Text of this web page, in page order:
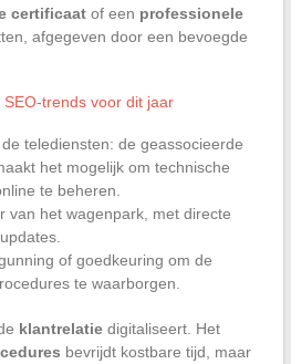
certificaatof een professionele
afgegeven door een bevoegde
trends voor dit jaar
telediensten: de geassocieerde
het mogelijk om technische
te beheren.
van het wagenpark, met directe
of goedkeuring om de
te waarborgen.
klantrelatiedigitaliseert. Het
bevrijdt kostbare tijd, maar